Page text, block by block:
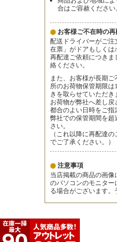
合はご容赦ください
お客様ご不在時の
配送ドライバーがご
在票」がドアもしくは
再配達ご依頼につき
絡ください。
また、お客様が長期
所のお荷物保管期限
きを取らせていただき
お荷物が弊社へ差し
都合のよい日時をご
弊社での保管期間を
さい。
（これ以降に再配達
でご了承ください。）
注意事項
当店掲載の商品の画
のパソコンのモニタ
る場合がございます